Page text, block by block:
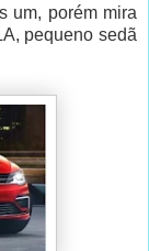
um, porém mira
pequeno sedã